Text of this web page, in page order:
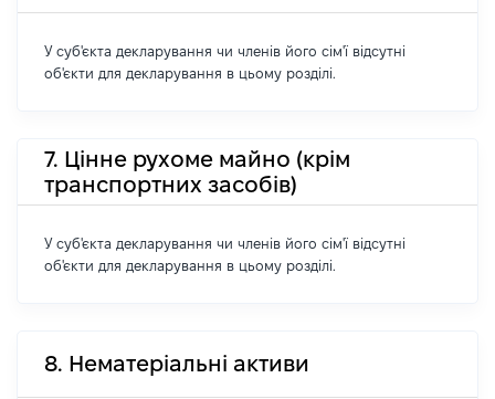
У суб'єкта декларування чи членів його сім'ї відсутні
об'єкти для декларування в цьому розділі.
7. Цінне рухоме майно (крім
транспортних засобів)
У суб'єкта декларування чи членів його сім'ї відсутні
об'єкти для декларування в цьому розділі.
8. Нематеріальні активи